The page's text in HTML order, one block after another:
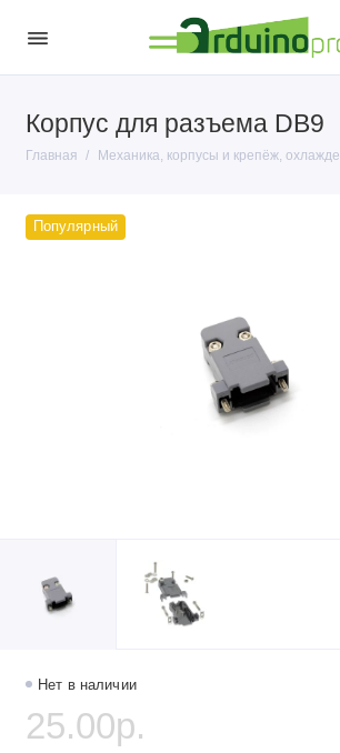
Корпус для разъема DB9
Главная Механика, корпусы и крепёж,
Охлаждение
Популярный
Нет в наличии
25.00р.